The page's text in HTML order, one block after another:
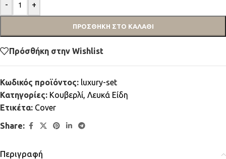
- +
ΠΡΟΣΘΉΚΗ ΣΤΟ ΚΑΛΆΘΙ
Πρόσθήκη στην Wishlist
Κωδικός προϊόντος: luxury-set
Κατηγορίες: Κουβερλί, Λευκά Είδη
Ετικέτα: Cover
Share:
Περιγραφή